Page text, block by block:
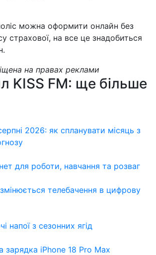
можна оформити онлайн без
страхової, на все це знадобиться
на правах реклами
KISS FM: ще більше
2026: як спланувати місяць з
для роботи, навчання та розваг
телебачення в цифрову
напої з сезонних ягід
зарядка iPhone 18 Pro Max